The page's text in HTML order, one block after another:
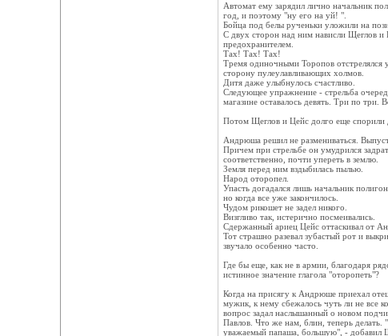
Автомат ему зарядил лично начальник
год, и поэтому "ну его на уй! ".
Бойца под белы рученьки уложили на
С двух сторон над ним нависли Щеглов и
предохранителем.
Тах! Тах! Тах!
Тремя одиночными Торопов отстрелялся
сторону пулеулавливающих холмов.
Дитя даже улыбнулось счастливо.
Следующее упражнение - стрельба
магазине оставалось девять. Три по три.
Потом Щеглов и Цейс долго еще спорили
Андрюша решил не размениваться.
Причем при стрельбе он умудрился
соответственно, почти упереть в землю.
Земля перед ним вздыбилась пылью.
Народ оторопел.
Упасть догадался лишь начальник
но когда все уже закончилось.
Чудом рикошет не задел никого.
Визгливо так, истерично посмеивались.
Сдержанный ариец Цейс оттаскивал от
Тот страшно разевал зубастый рот и
звучало особенно часто.
Где бы еще, как не в армии, благодаря
истинное значение глагола "оторопеть"?
Когда на присягу к Андрюше приехал
мужик, к нему сбежалось чуть ли не все
вопрос задал наслышанный о новом
Павлов. Что же нам, блин, теперь делать.
уважаемый папаша, большую", - добавил